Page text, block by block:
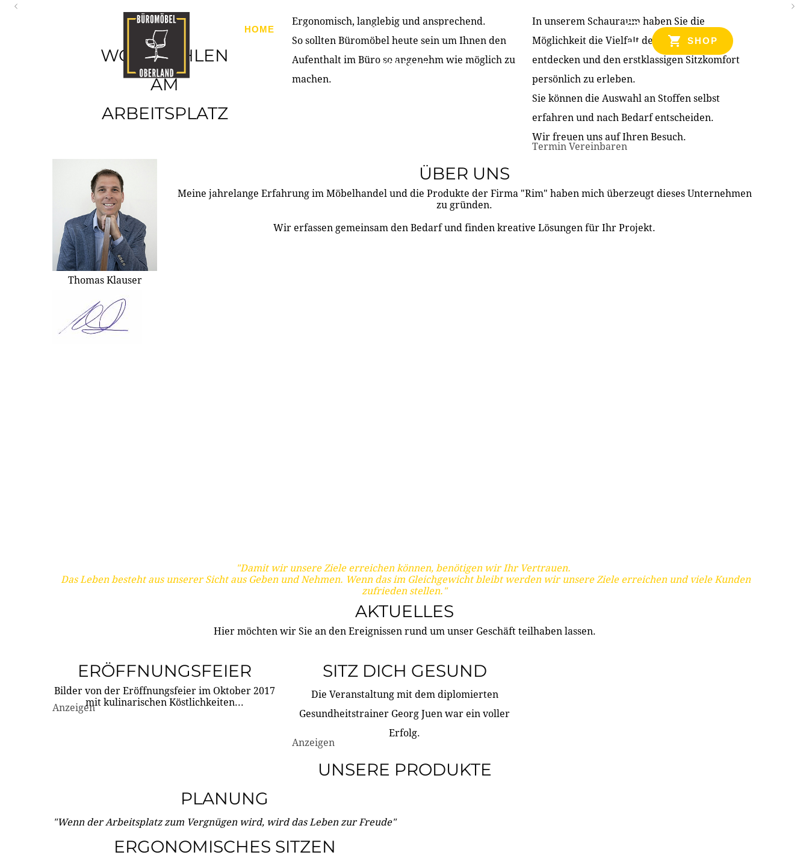
HOME PRODUKTE ÜBER UNS PARTNER & REFERENZEN
KONTAKT
SHOP
WOHLFÜHLEN
AM
ARBEITSPLATZ
Ergonomisch, langlebig und ansprechend.
So sollten Büromöbel heute sein um Ihnen den
Aufenthalt im Büro so angenehm wie möglich zu
machen.
In unserem Schauraum haben Sie die
Möglichkeit die Vielfalt der Produkte zu
entdecken und den erstklassigen Sitzkomfort
persönlich zu erleben.
Sie können die Auswahl an Stoffen selbst
erfahren und nach Bedarf entscheiden.
Wir freuen uns auf Ihren Besuch.
Termin Vereinbaren
Thomas Klauser
ÜBER UNS
Meine jahrelange Erfahrung im Möbelhandel und die Produkte der Firma "Rim" haben mich überzeugt dieses Unternehmen
zu gründen.
Wir erfassen gemeinsam den Bedarf und finden kreative Lösungen für Ihr Projekt.
"Damit wir unsere Ziele erreichen können, benötigen wir Ihr Vertrauen.
Das Leben besteht aus unserer Sicht aus Geben und Nehmen. Wenn das im Gleichgewicht bleibt werden wir unsere Ziele erreichen und viele Kunden
zufrieden stellen."
AKTUELLES
Hier möchten wir Sie an den Ereignissen rund um unser Geschäft teilhaben lassen.
ERÖFFNUNGSFEIER
Bilder von der Eröffnungsfeier im Oktober 2017
mit kulinarischen Köstlichkeiten...
Anzeigen
SITZ DICH GESUND
Die Veranstaltung mit dem diplomierten
Gesundheitstrainer Georg Juen war ein voller
Erfolg.
Anzeigen
UNSERE PRODUKTE
PLANUNG
"Wenn der Arbeitsplatz zum Vergnügen wird, wird das Leben zur Freude"
ERGONOMISCHES SITZEN